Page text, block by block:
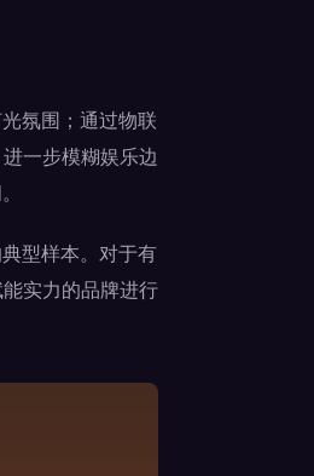
氛围；通过物联
一步模糊娱乐边
型样本。对于有
实力的品牌进行